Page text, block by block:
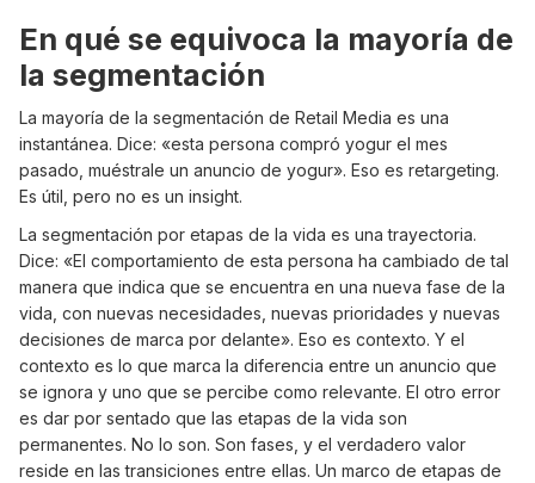
En qué se equivoca la mayoría de
la segmentación
La mayoría de la segmentación de Retail Media es una
instantánea. Dice: «esta persona compró yogur el mes
pasado, muéstrale un anuncio de yogur». Eso es retargeting.
Es útil, pero no es un insight.
La segmentación por etapas de la vida es una trayectoria.
Dice: «El comportamiento de esta persona ha cambiado de tal
manera que indica que se encuentra en una nueva fase de la
vida, con nuevas necesidades, nuevas prioridades y nuevas
decisiones de marca por delante». Eso es contexto. Y el
contexto es lo que marca la diferencia entre un anuncio que
se ignora y uno que se percibe como relevante. El otro error
es dar por sentado que las etapas de la vida son
permanentes. No lo son. Son fases, y el verdadero valor
reside en las transiciones entre ellas. Un marco de etapas de